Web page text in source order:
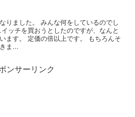
りました。 みんな何をしているのでし
ッチを買おうとしたのですが、なんと
ます。 定価の倍以上です。 もちろんそ
ま...
ンサーリンク